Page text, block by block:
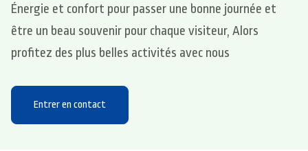
Énergie et confort pour passer une bonne journée et
être un beau souvenir pour chaque visiteur, Alors
profitez des plus belles activités avec nous
Entrer en contact